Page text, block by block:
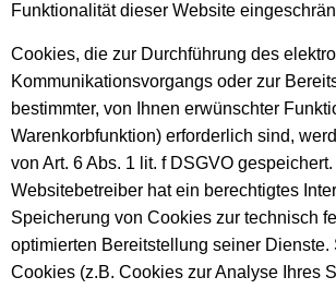
Funktionalität dieser Website
Cookies, die zur Durchführung des
Kommunikationsvorgangs oder zur
bestimmter, von Ihnen erwünschter
Warenkorbfunktion) erforderlich sind,
von Art. 6 Abs. 1 lit. f DSGVO
Websitebetreiber hat ein berechtigtes
Speicherung von Cookies zur technisch
optimierten Bereitstellung seiner Dienste.
Cookies (z.B. Cookies zur Analyse Ihres